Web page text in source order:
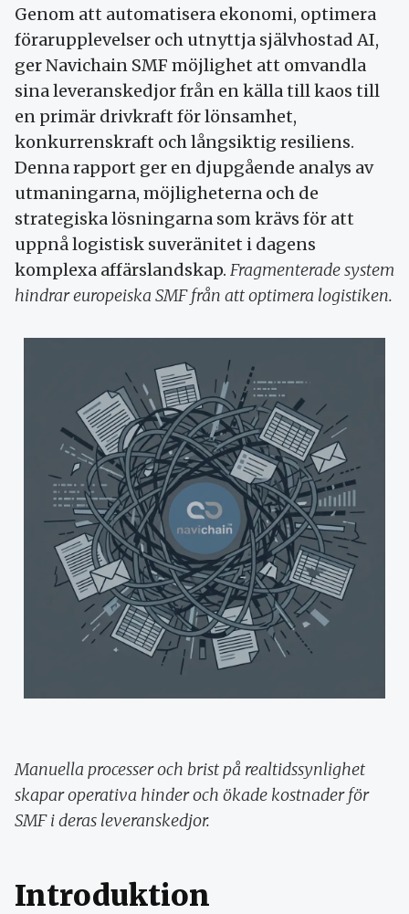
Genom att automatisera ekonomi, optimera
förarupplevelser och utnyttja självhostad AI,
ger Navichain SMF möjlighet att omvandla
sina leveranskedjor från en källa till kaos till
en primär drivkraft för lönsamhet,
konkurrenskraft och långsiktig resiliens.
Denna rapport ger en djupgående analys av
utmaningarna, möjligheterna och de
strategiska lösningarna som krävs för att
uppnå logistisk suveränitet i dagens
komplexa affärslandskap. Fragmenterade system
hindrar europeiska SMF från att optimera logistiken.
Manuella processer och brist på realtidssynlighet
skapar operativa hinder och ökade kostnader för
SMF i deras leveranskedjor.
Introduktion